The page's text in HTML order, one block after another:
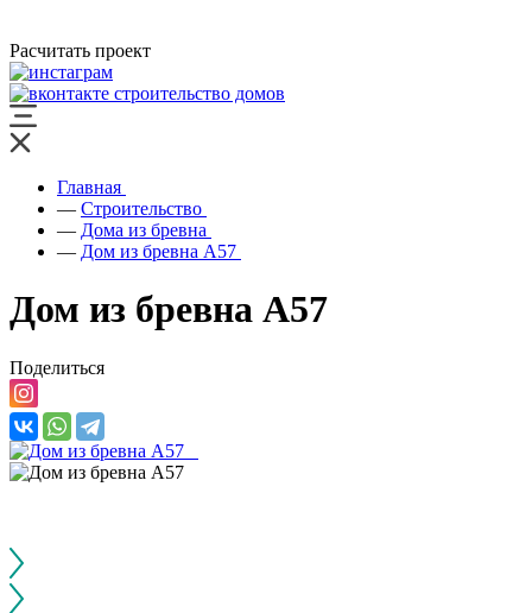
Расчитать проект
Главная
— Строительство
— Дома из бревна
— Дом из бревна А57
Дом из бревна А57
Поделиться